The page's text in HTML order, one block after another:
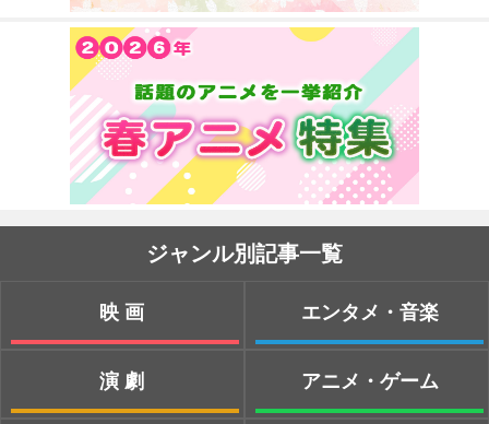
ジャンル別記事一覧
映画
演劇
エンタメ・音楽
アニメ・ゲーム